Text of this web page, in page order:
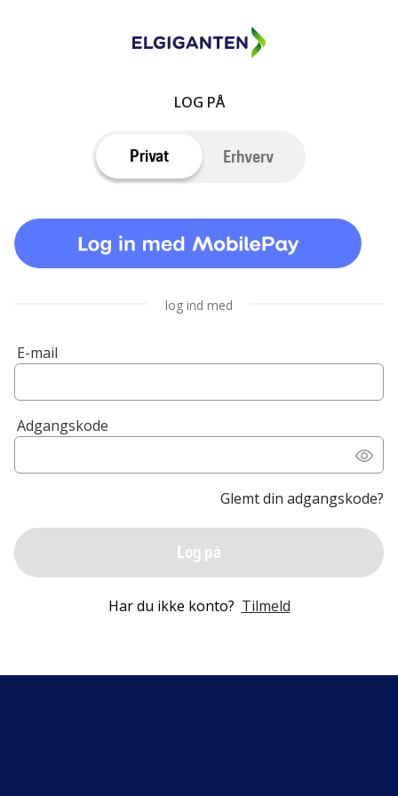
LOG PÅ
Privat Erhverv
log ind med
E-mail
Adgangskode
Glemt din adgangskode?
Log på
Har du ikke konto? Tilmeld